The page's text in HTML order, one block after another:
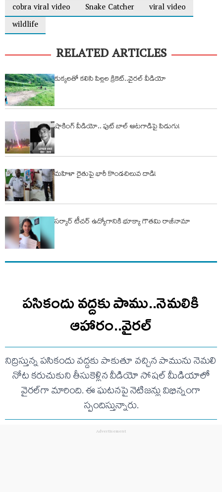
cobra viral video
Snake Catcher
viral video
wildlife
RELATED ARTICLES
కుక్కలతో కలిసి పిల్లల క్రికెట్..వైరల్ వీడియో
షాకింగ్ వీడియో.. ఫుట్ బాల్ ఆటగాడిపై పిడుగు!
మహిళా రైతుపై భారీ కొండచిలువ దాడి!
సర్కార్ టీచర్ ఉద్యోగానికి భూక్యా గౌతమి రాజీనామా
పసికందు వద్దకు పాము..నెమలికి
ఆహారం..వైరల్
నిద్రిస్తున్న పసికందు వద్దకు పాకుతూ వచ్చిన పామును నెమలి
నోట కరుచుకుని తీసుకెళ్లిన వీడియో సోషల్ మీడియాలో
వైరల్‌గా మారింది. ఈ ఘటనపై నెటిజన్లు విభిన్నంగా
స్పందిస్తున్నారు.